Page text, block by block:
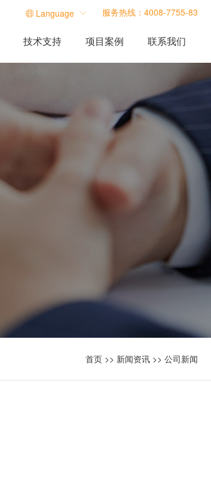
服务热线：4008-7755-83
Language 
技术支持 项目案例 联系我们
首页 >> 新闻资讯 >> 公司新闻